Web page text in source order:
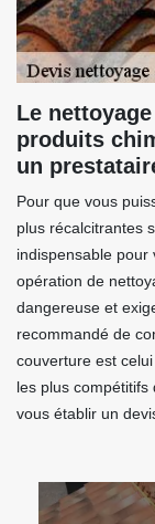
Le
produits
un
Pour que vous
plus récalcitrantes
indispensable pour
opération de
dangereuse et
recommandé de
couverture est
les plus
vous établir un